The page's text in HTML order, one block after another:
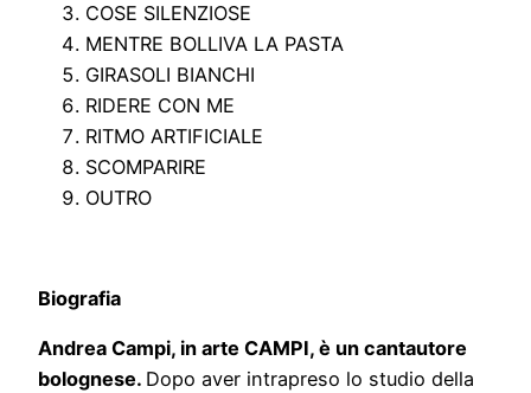
COSE SILENZIOSE
MENTRE BOLLIVA LA PASTA
GIRASOLI BIANCHI
RIDERE CON ME
RITMO ARTIFICIALE
SCOMPARIRE
OUTRO
Biografia
Andrea Campi, in arte CAMPI, è un cantautore
bolognese. Dopo aver intrapreso lo studio della